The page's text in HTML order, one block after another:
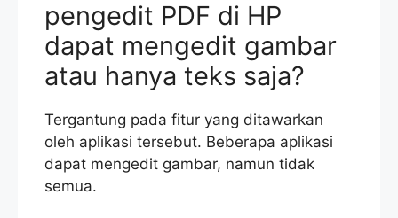
pengedit PDF di HP
dapat mengedit gambar
atau hanya teks saja?
Tergantung pada fitur yang ditawarkan
oleh aplikasi tersebut. Beberapa aplikasi
dapat mengedit gambar, namun tidak
semua.